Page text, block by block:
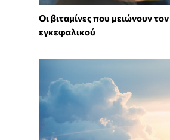
Οι βιταμίνες που μειώνουν
εγκεφαλικού